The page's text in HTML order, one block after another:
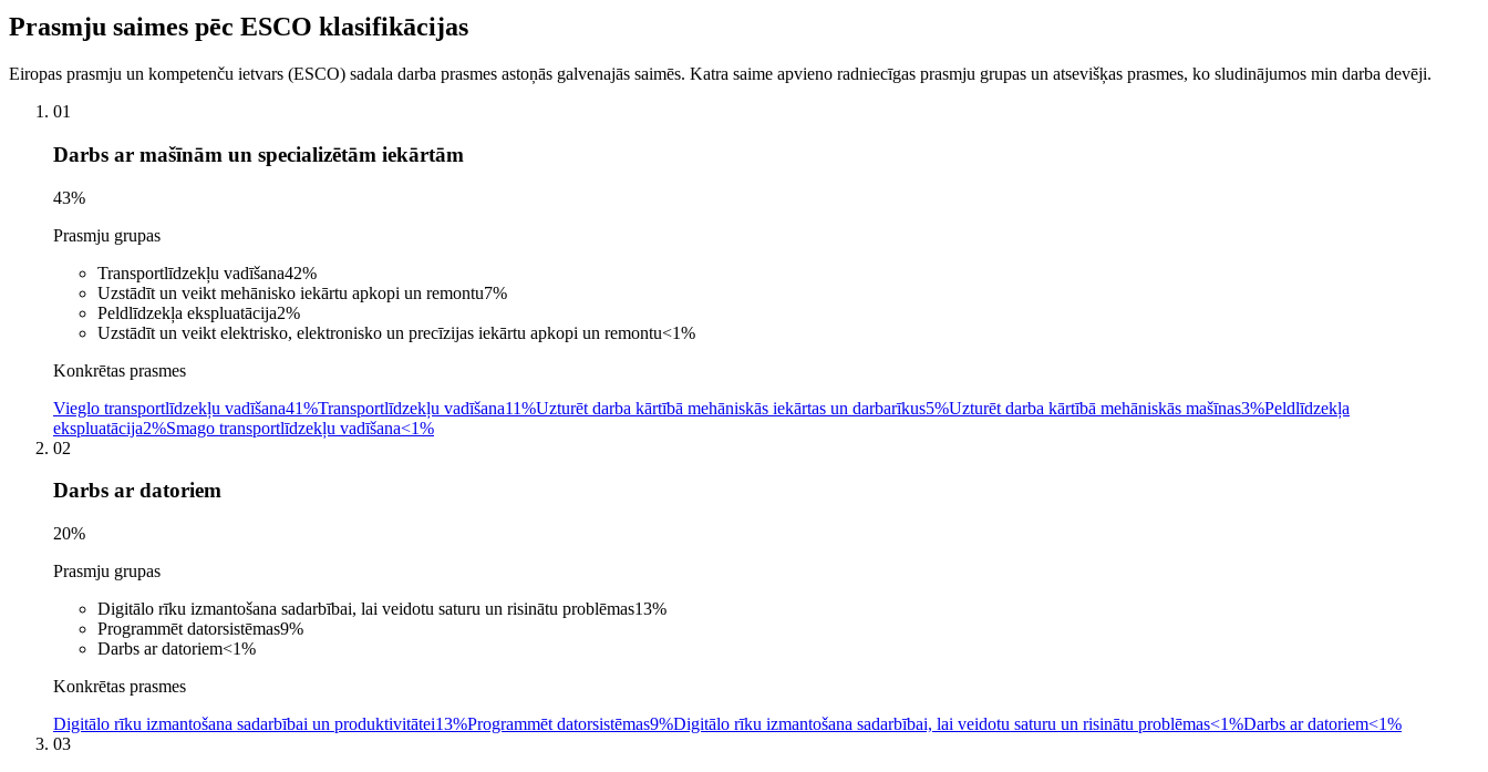
Prasmju saimes pēc ESCO klasifikācijas
Eiropas prasmju un kompetenču ietvars (ESCO) sadala darba prasmes astoņās galvenajās saimēs. Katra saime apvieno radniecīgas prasmju grupas un atsevišķas prasmes, ko sludinājumos min darba devēji.
01
Darbs ar mašīnām un specializētām iekārtām
43%
Prasmju grupas
Transportlīdzekļu vadīšana42%
Uzstādīt un veikt mehānisko iekārtu apkopi un remontu7%
Peldlīdzekļa ekspluatācija2%
Uzstādīt un veikt elektrisko, elektronisko un precīzijas iekārtu apkopi un remontu<1%
Konkrētas prasmes
Vieglo transportlīdzekļu vadīšana41%Transportlīdzekļu vadīšana11%Uzturēt darba kārtībā mehāniskās iekārtas un darbarīkus5%Uzturēt darba kārtībā mehāniskās mašīnas3%Peldlīdzekļa
ekspluatācija2%Smago transportlīdzekļu vadīšana<1%
02
Darbs ar datoriem
20%
Prasmju grupas
Digitālo rīku izmantošana sadarbībai, lai veidotu saturu un risinātu problēmas13%
Programmēt datorsistēmas9%
Darbs ar datoriem<1%
Konkrētas prasmes
Digitālo rīku izmantošana sadarbībai un produktivitātei13%Programmēt datorsistēmas9%Digitālo rīku izmantošana sadarbībai, lai veidotu saturu un risinātu problēmas<1%Darbs ar datoriem<1%
03